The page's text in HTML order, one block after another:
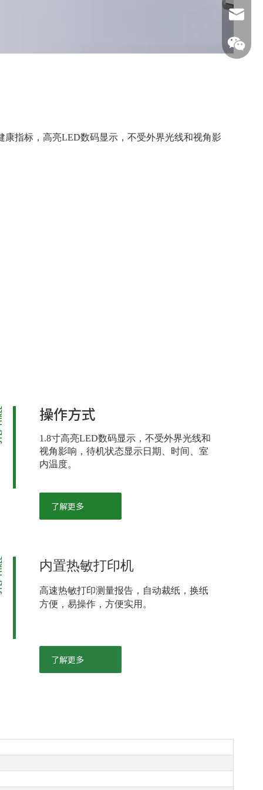
指标，高亮LED数码显示，不受外界光线和视角影
操作方式
1.8寸高亮LED数码显示，不受外界光线和
视角影响，待机状态显示日期、时间、室
内温度。
了解更多
内置热敏打印机
高速热敏打印测量报告，自动裁纸，换纸
方便，易操作，方便实用。
了解更多